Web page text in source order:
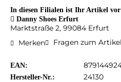
In diesen Filialen ist Ihr Artikel
Danny Shoes Erfurt
Marktstraße 2, 99084 Erfurt
Merken
Fragen zum
EAN:
Hersteller-Nr.: 24130